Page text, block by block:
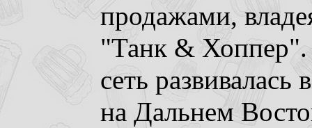
продажами,
"Танк & Хоппер".
сеть
на Дальнем